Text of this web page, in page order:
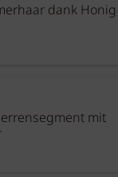
dank
mit